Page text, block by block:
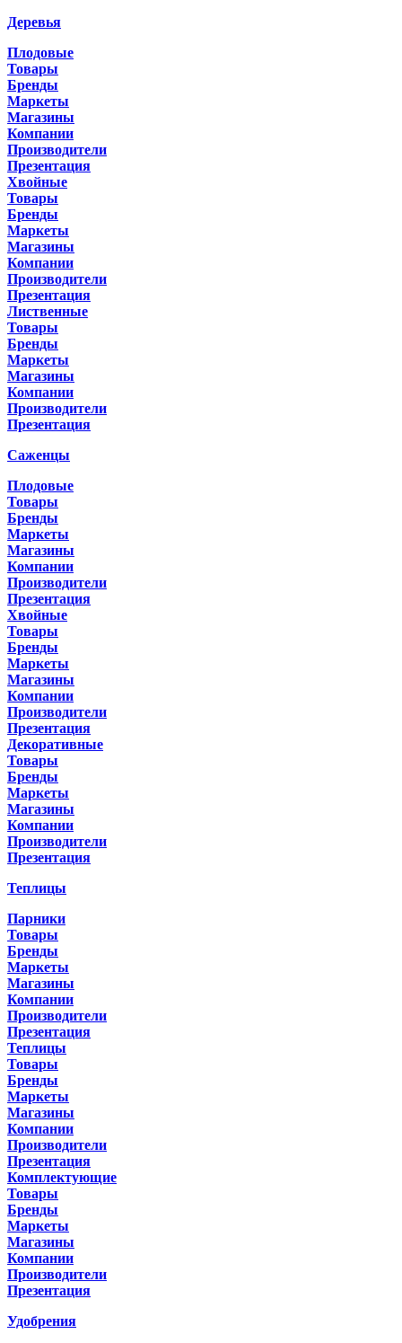
Деревья
Плодовые
Товары
Бренды
Маркеты
Магазины
Компании
Производители
Презентация
Хвойные
Товары
Бренды
Маркеты
Магазины
Компании
Производители
Презентация
Лиственные
Товары
Бренды
Маркеты
Магазины
Компании
Производители
Презентация
Саженцы
Плодовые
Товары
Бренды
Маркеты
Магазины
Компании
Производители
Презентация
Хвойные
Товары
Бренды
Маркеты
Магазины
Компании
Производители
Презентация
Декоративные
Товары
Бренды
Маркеты
Магазины
Компании
Производители
Презентация
Теплицы
Парники
Товары
Бренды
Маркеты
Магазины
Компании
Производители
Презентация
Теплицы
Товары
Бренды
Маркеты
Магазины
Компании
Производители
Презентация
Комплектующие
Товары
Бренды
Маркеты
Магазины
Компании
Производители
Презентация
Удобрения